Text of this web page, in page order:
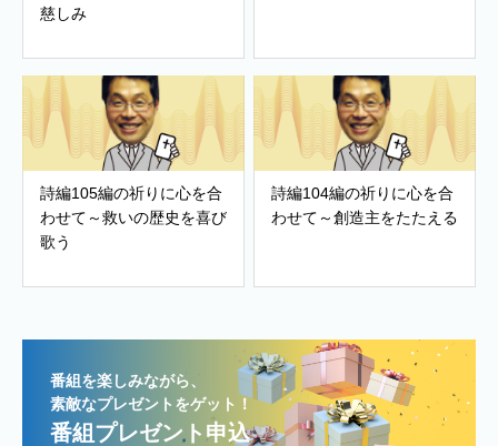
慈しみ
詩編105編の祈りに心を合
わせて～救いの歴史を喜び
歌う
詩編104編の祈りに心を合
わせて～創造主をたたえる
番組を楽しみながら、
素敵なプレゼントをゲット！
番組プレゼント申込